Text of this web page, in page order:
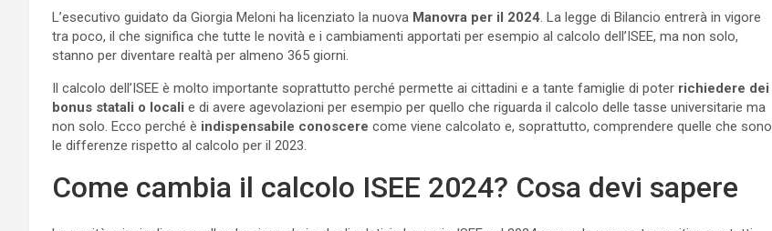
L’esecutivo guidato da Giorgia Meloni ha licenziato la nuova Manovra per il 2024 . La legge di Bilancio entrerà in vigore
tra poco, il che significa che tutte le novità e i cambiamenti apportati per esempio al calcolo dell’ISEE, ma non solo,
stanno per diventare realtà per almeno 365 giorni.
Il calcolo dell’ISEE è molto importante soprattutto perché permette ai cittadini e a tante famiglie di poter richiedere dei
bonus statali o locali e di avere agevolazioni per esempio per quello che riguarda il calcolo delle tasse universitarie ma
non solo. Ecco perché è indispensabile conoscere come viene calcolato e, soprattutto, comprendere quelle che sono
le differenze rispetto al calcolo per il 2023.
Come cambia il calcolo ISEE 2024? Cosa devi sapere